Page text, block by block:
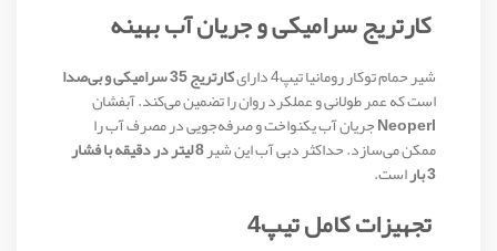
کارتریج سرامیکی و جریان آب بهینه
شیر حمام توکار رومانیا تیپ4 دارای کارتریج 35 سرامیکی و بی‌صدا
است که عمر طولانی و عملکرد روان را تضمین می‌کند. آبفشان
Neoperlجریان آب یکنواخت و صرفه‌جویی در مصرف آب را
ممکن می‌سازد. حداکثر دبی آب این شیر 8 لیتر در دقیقه با فشار
3 بار است.
تجهیزات کامل تیپ4